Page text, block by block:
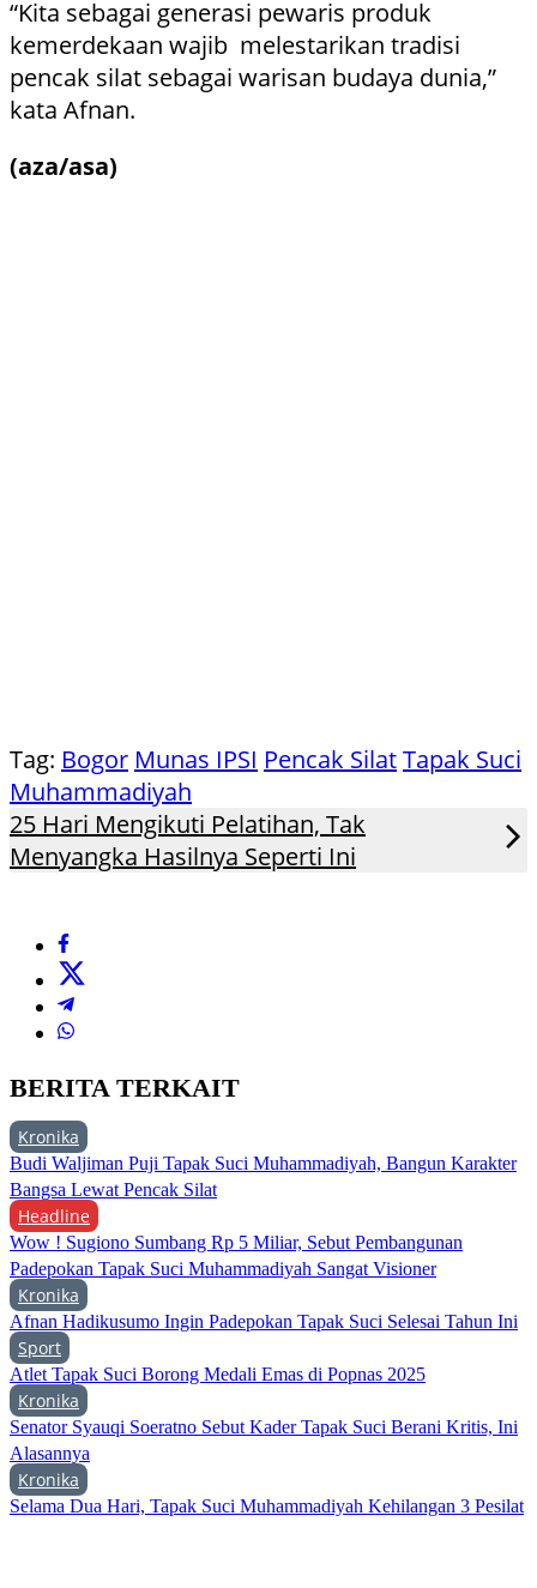
“Kita sebagai generasi pewaris produk
kemerdekaan wajib melestarikan tradisi
pencak silat sebagai warisan budaya dunia,”
kata Afnan.
(aza/asa)
Tag: Bogor Munas IPSI Pencak SilatTapak Suci
Muhammadiyah
25 Hari Mengikuti Pelatihan, Tak
Menyangka Hasilnya Seperti Ini
BERITA TERKAIT
Kronika
Budi Waljiman Puji Tapak Suci Muhammadiyah, Bangun Karakter
Bangsa Lewat Pencak Silat
Headline
Wow ! Sugiono Sumbang Rp 5 Miliar, Sebut Pembangunan
Padepokan Tapak Suci Muhammadiyah Sangat Visioner
Kronika
Afnan Hadikusumo Ingin Padepokan Tapak Suci Selesai Tahun Ini
Sport
Atlet Tapak Suci Borong Medali Emas di Popnas 2025
Kronika
Senator Syauqi Soeratno Sebut Kader Tapak Suci Berani Kritis, Ini
Alasannya
Kronika
Selama Dua Hari, Tapak Suci Muhammadiyah Kehilangan 3 Pesilat